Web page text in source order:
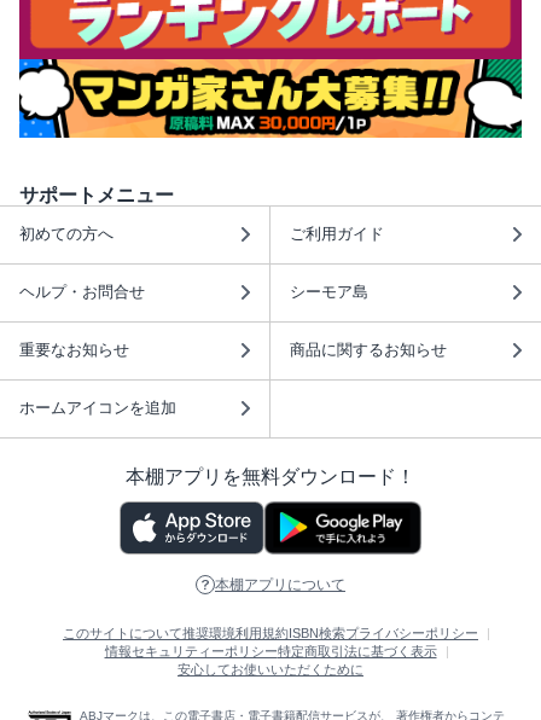
サポートメニュー
初めての方へ ご利用ガイド
ヘルプ・お問合せ シーモア島
重要なお知らせ 商品に関するお知らせ
ホームアイコンを追加
本棚アプリを無料ダウンロード！
本棚アプリについて
このサイトについて推奨環境利用規約ISBN検索プライバシーポリシー
情報セキュリティーポリシー特定商取引法に基づく表示
安心してお使いいただくために
ABJマークは、この電子書店・電子書籍配信サービスが、 著作権者からコンテ